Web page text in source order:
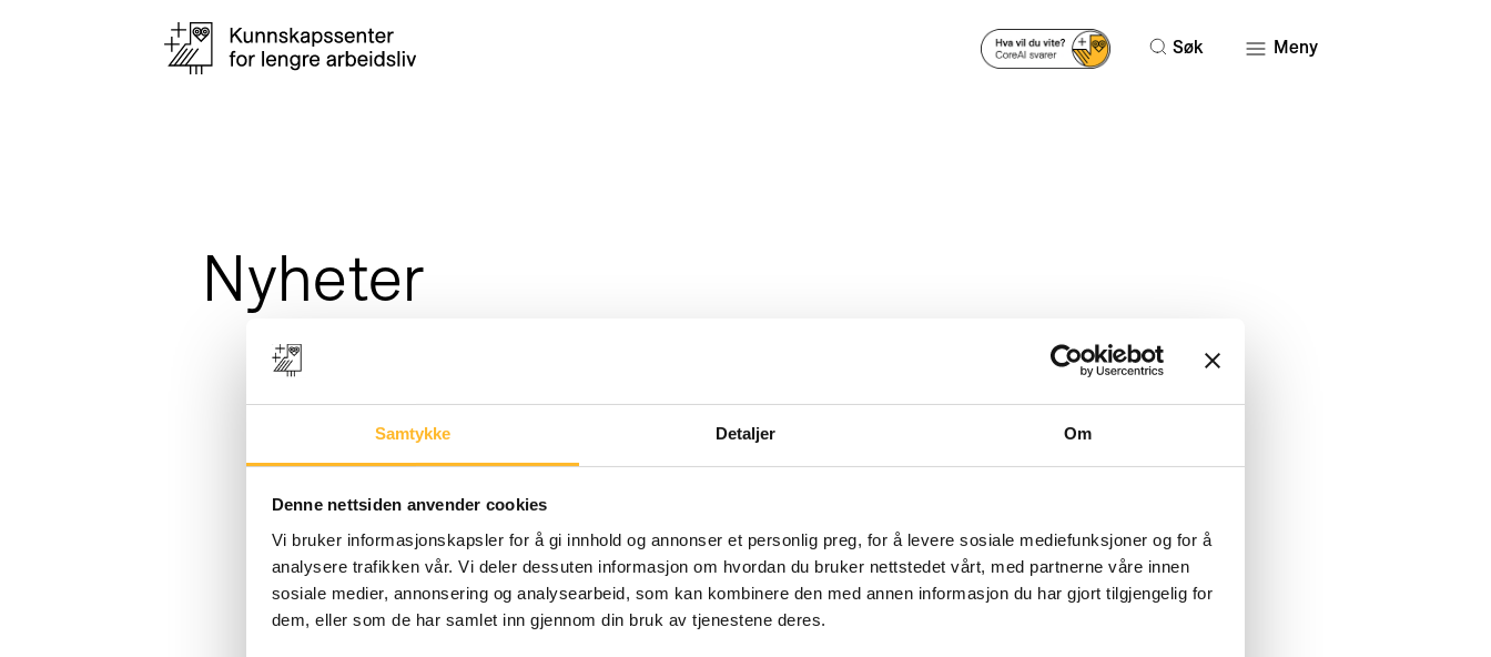
Samtykke Detaljer Om
Denne nettsiden anvender cookies
Vi bruker informasjonskapsler for å gi innhold og annonser et personlig preg, for å levere sosiale mediefunksjoner og for å
analysere trafikken vår. Vi deler dessuten informasjon om hvordan du bruker nettstedet vårt, med partnerne våre innen
sosiale medier, annonsering og analysearbeid, som kan kombinere den med annen informasjon du har gjort tilgjengelig for
dem, eller som de har samlet inn gjennom din bruk av tjenestene deres.
Søk Meny
Nyheter